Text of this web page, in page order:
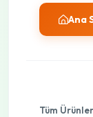
Ana
Tüm Ürünler